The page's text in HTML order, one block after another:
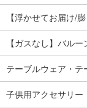
【浮かせてお届け/
【ガスなし】バル
テーブルウェア・テ
子供用アクセサリー